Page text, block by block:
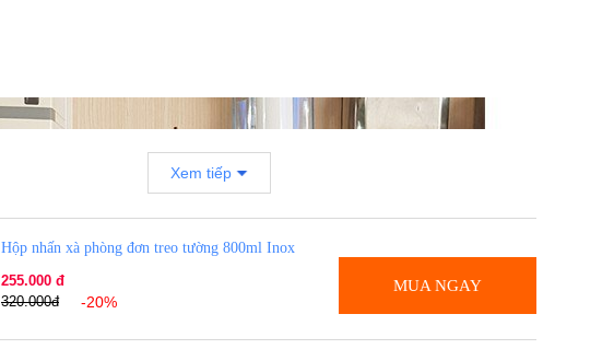
Xem tiếp
Hộp nhấn xà phòng đơn treo tường 800ml Inox
255.000 đ
320.000đ
-20%
MUA NGAY